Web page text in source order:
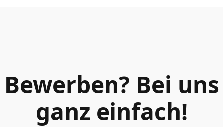
Bewerben? Bei uns
ganz einfach!